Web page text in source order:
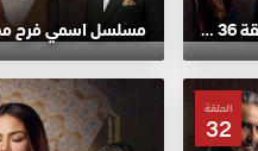
مسلسل اسمي فرح مدبلج الموسم 2 الحلقة 36 HD
الحلقة
32